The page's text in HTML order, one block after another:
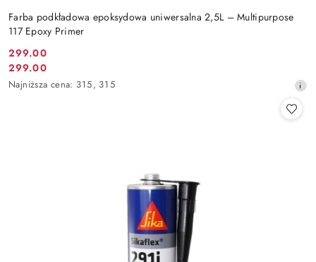
Farba podkładowa epoksydowa uniwersalna 2,5L – Multipurpose
117 Epoxy Primer
Cena
promocyjna:
299.00
Cena
promocyjna:
299.00
Najniższa
Najniższa cena: 315, 315